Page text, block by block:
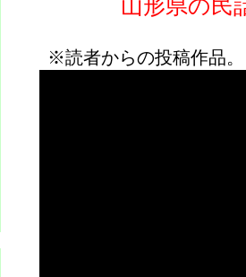
山形県の民
※読者からの投稿作品